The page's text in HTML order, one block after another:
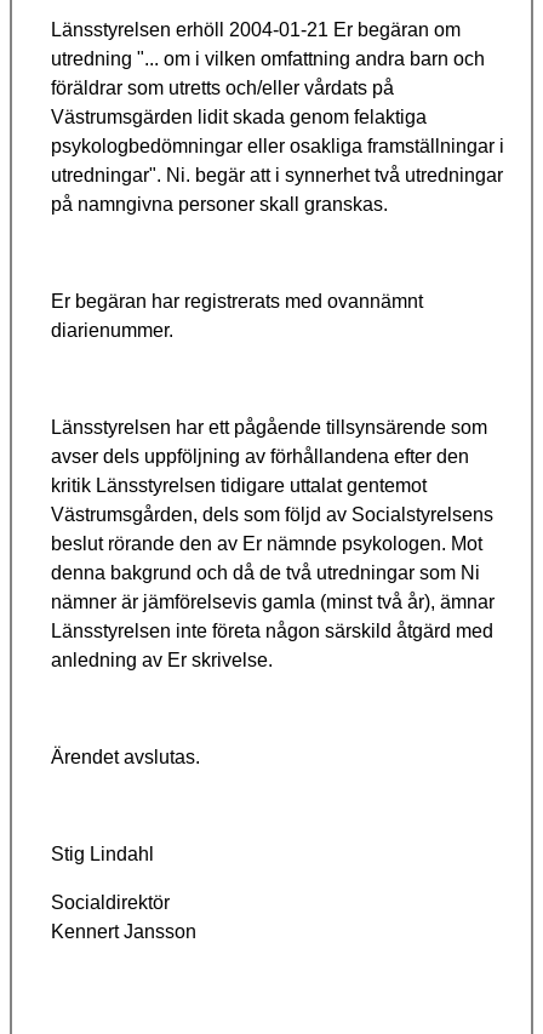
Länsstyrelsen erhöll
2004-01-21 Er begäran om
utredning "... om i vilken omfattning andra barn och
föräldrar som utretts och/eller vårdats på
Västrumsgärden lidit skada genom felaktiga
psykologbedömningar eller osakliga framställningar i
utredningar". Ni. begär att i synnerhet två utredningar
på namngivna personer skall granskas.
Er begäran har registrerats med ovannämnt
diarienummer.
Länsstyrelsen har ett pågående tillsynsärende som
avser dels uppföljning av förhållandena efter den
kritik Länsstyrelsen tidigare uttalat gentemot
Västrumsgården, dels som följd av Socialstyrelsens
beslut rörande den av Er nämnde psykologen. Mot
denna bakgrund och då de två utredningar som Ni
nämner är jämförelsevis gamla (minst två år), ämnar
Länsstyrelsen inte företa någon särskild åtgärd med
anledning av Er skrivelse.
Ärendet avslutas.
Stig Lindahl
Socialdirektör
KennertJansson